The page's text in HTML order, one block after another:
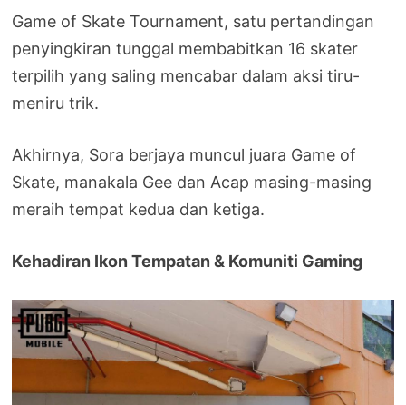
Game of Skate Tournament, satu pertandingan
penyingkiran tunggal membabitkan 16 skater
terpilih yang saling mencabar dalam aksi tiru-
meniru trik.
Akhirnya, Sora berjaya muncul juara Game of
Skate, manakala Gee dan Acap masing-masing
meraih tempat kedua dan ketiga.
Kehadiran Ikon Tempatan & Komuniti Gaming